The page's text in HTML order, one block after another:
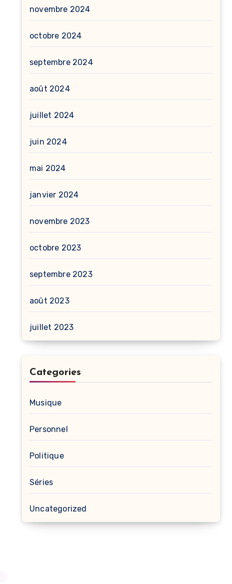
novembre 2024
octobre 2024
septembre 2024
août 2024
juillet 2024
juin 2024
mai 2024
janvier 2024
novembre 2023
octobre 2023
septembre 2023
août 2023
juillet 2023
Categories
Musique
Personnel
Politique
Séries
Uncategorized